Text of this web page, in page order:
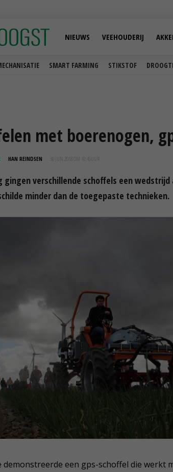
SMART FARMING STIKSTOF
NIEUWS VEEHOUDERIJ
met boerenogen,
HAN REINDSEN 30 JUN 2018 OM 10:45
gingen verschillende schoffels een
minder dan de toegepaste technieken.
demonstreerde een gps-schoffel die werkt